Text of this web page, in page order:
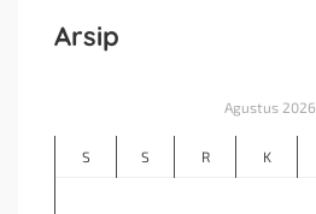
Arsip
Agustus 2026
S S R K